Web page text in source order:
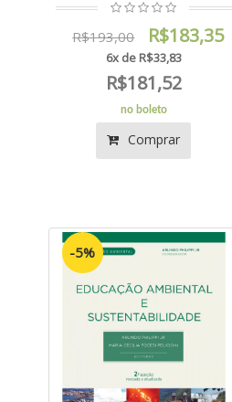
R$193,00 R$183,35
6x de R$33,83
R$181,52
no boleto
Comprar
-5%